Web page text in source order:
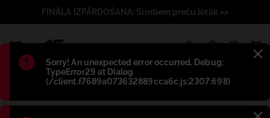
Błąd:
Sorry! An unexpected error occurred. Debug:
TypeError29 at Dialog
(/client.f7689a073632889cca6c.js:2307:698)
FINĀLA IZPĀRDOŠANA: Simtiem preču lētāk >>